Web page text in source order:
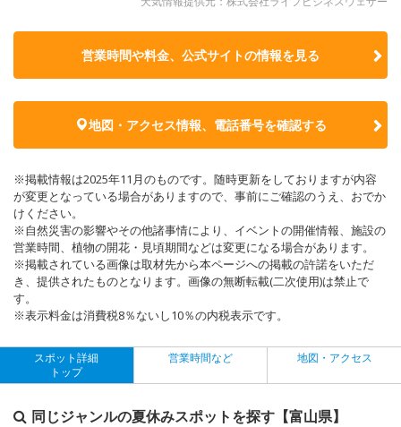
営業時間や料金、公式サイトの情報を見る
地図・アクセス情報、電話番号を確認する
※掲載情報は2025年11月のものです。随時更新をしておりますが内容
が変更となっている場合がありますので、事前にご確認のうえ、おでか
けください。
※自然災害の影響やその他諸事情により、イベントの開催情報、施設の
営業時間、植物の開花・見頃期間などは変更になる場合があります。
※掲載されている画像は取材先から本ページへの掲載の許諾をいただ
き、提供されたものとなります。画像の無断転載(二次使用)は禁止で
す。
※表示料金は消費税8％ないし10％の内税表示です。
スポット詳細
トップ
営業時間など 地図・アクセス
同じジャンルの夏休みスポットを探す【富山県】